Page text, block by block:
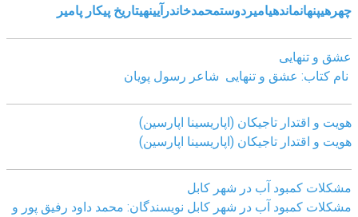
چھرهیپنھانماندهیامیردوستمحمدخاندرآیینھیتاریخ پیکار پامیر
عشق و تنهایی
نام کتاب: عشق و تنهایی شاعر رسول پویان
هویت و اقتدار تاجیکان (اپاریسینا اپارسین)
هویت و اقتدار تاجیکان (اپاریسینا اپارسین)
مشکلات کمبود آب در شهر کابل
مشکلات کمبود آب در شهر کابل نویسندگان: محمد داود رفیق پور و